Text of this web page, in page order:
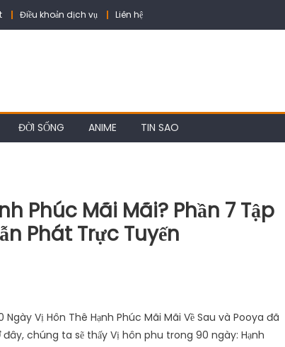
Điều khoản dịch vụ Liên hệ
ĐỜI SỐNG ANIME TIN SAO
Phúc Mãi Mãi? Phần 7 Tập
Phát Trực Tuyến
Vị Hôn Thê Hạnh Phúc Mãi Mãi Về Sau và Pooya đã
đây, chúng ta sẽ thấy Vị hôn phu trong 90 ngày: Hạnh